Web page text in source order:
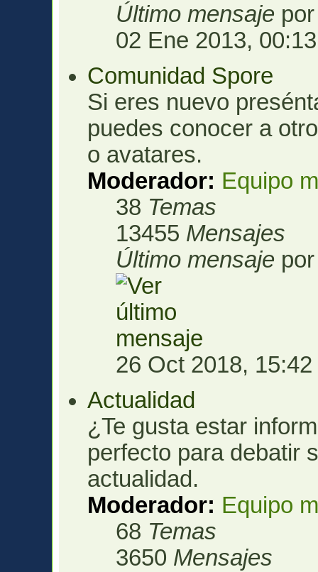
Último mensaje
02 Ene 2013, 00:13
Comunidad Spore
Si eres nuevo
puedes conocer a
o avatares.
Moderador: Equipo
38 Temas
13455 Mensajes
Último mensaje
26 Oct 2018, 15:42
Actualidad
¿Te gusta estar
perfecto para debatir
actualidad.
Moderador: Equipo
68 Temas
3650 Mensajes